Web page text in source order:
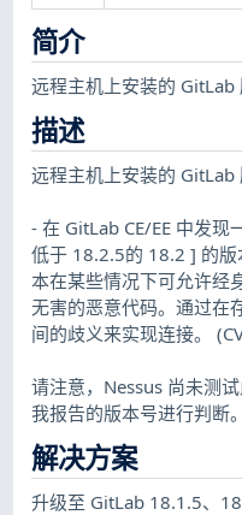
简介
远程主机上安装的 GitLab
描述
远程主机上安装的 GitLab
- 在 GitLab CE/EE 中发现
低于 18.2.5的 18.2 ] 的
本在某些情况下可允许经
无害的恶意代码。通过在
间的歧义来实现连接。
请注意，Nessus 尚未测
我报告的版本号进行判断。
解决方案
升级至 GitLab 18.1.5、